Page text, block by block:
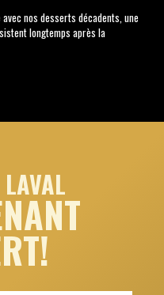
nos desserts décadents, une
longtemps après la